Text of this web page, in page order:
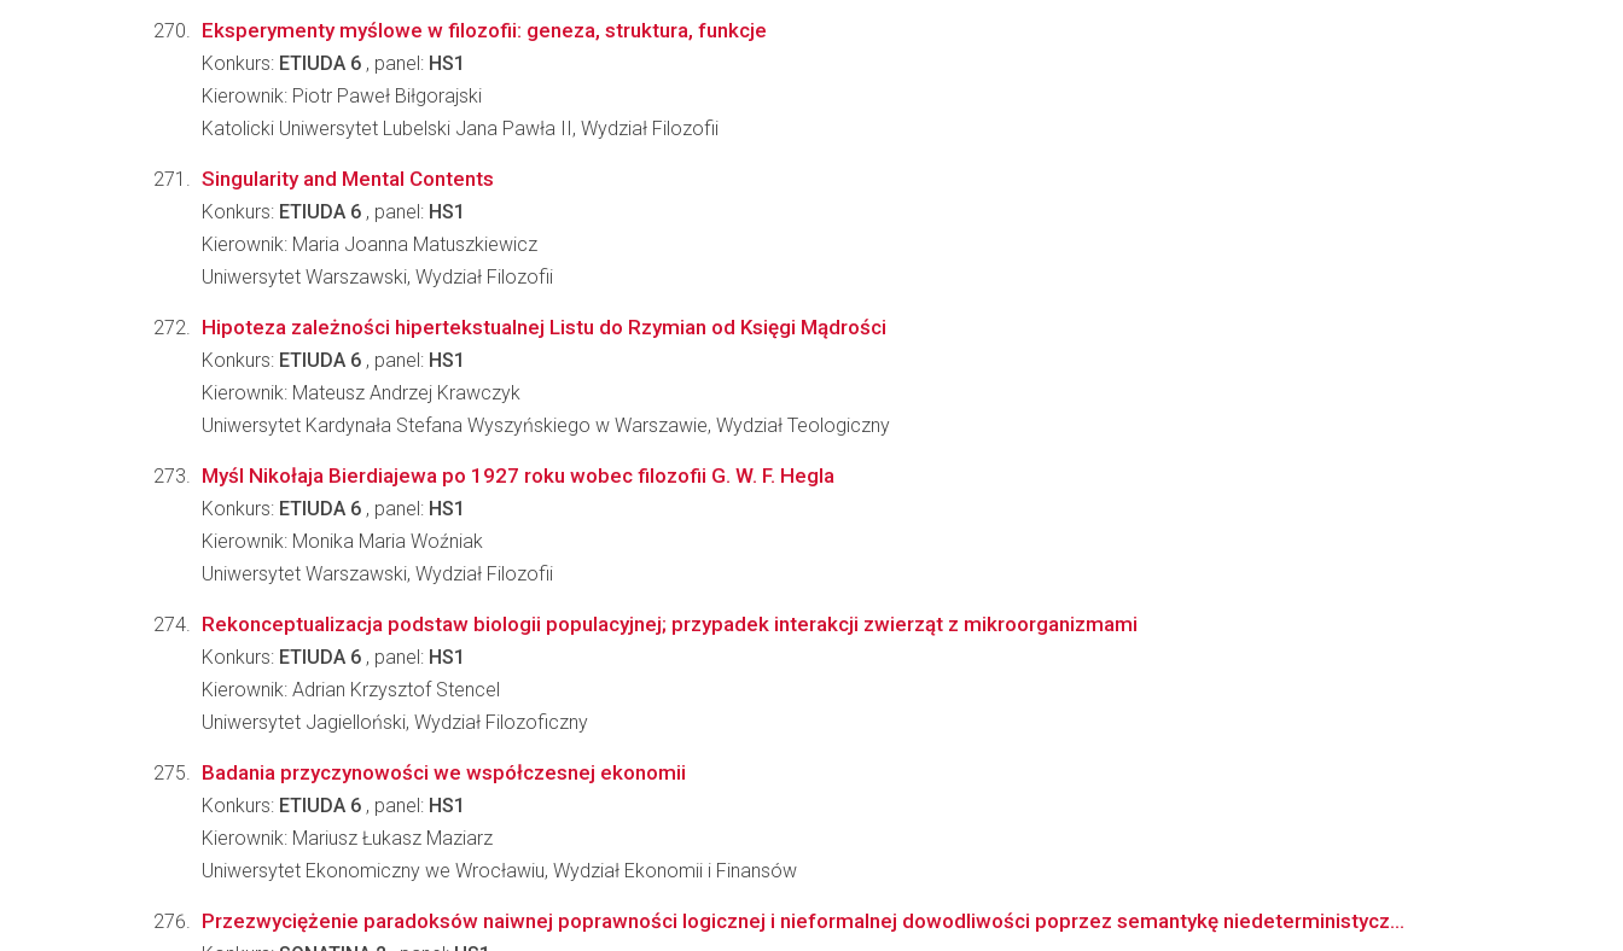
Eksperymenty myślowe w filozofii: geneza, struktura, funkcje
Konkurs: ETIUDA 6 , panel: HS1
Kierownik: Piotr Paweł Biłgorajski
Katolicki Uniwersytet Lubelski Jana Pawła II, Wydział Filozofii
Singularity and Mental Contents
Konkurs: ETIUDA 6 , panel: HS1
Kierownik: Maria Joanna Matuszkiewicz
Uniwersytet Warszawski, Wydział Filozofii
Hipoteza zależności hipertekstualnej Listu do Rzymian od Księgi Mądrości
Konkurs: ETIUDA 6 , panel: HS1
Kierownik: Mateusz Andrzej Krawczyk
Uniwersytet Kardynała Stefana Wyszyńskiego w Warszawie, Wydział Teologiczny
Myśl Nikołaja Bierdiajewa po 1927 roku wobec filozofii G. W. F. Hegla
Konkurs: ETIUDA 6 , panel: HS1
Kierownik: Monika Maria Woźniak
Uniwersytet Warszawski, Wydział Filozofii
Rekonceptualizacja podstaw biologii populacyjnej; przypadek interakcji zwierząt z mikroorganizmami
Konkurs: ETIUDA 6 , panel: HS1
Kierownik: Adrian Krzysztof Stencel
Uniwersytet Jagielloński, Wydział Filozoficzny
Badania przyczynowości we współczesnej ekonomii
Konkurs: ETIUDA 6 , panel: HS1
Kierownik: Mariusz Łukasz Maziarz
Uniwersytet Ekonomiczny we Wrocławiu, Wydział Ekonomii i Finansów
Przezwyciężenie paradoksów naiwnej poprawności logicznej i nieformalnej dowodliwości poprzez semantykę niedeterministycz...